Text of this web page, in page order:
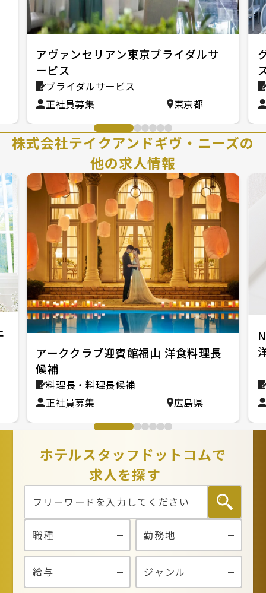
アヴァンセリアン東京ブライダルサ
ービス
ブライダルサービス
正社員募集
東京都
株式会社テイクアンドギヴ・ニーズの
他の求人情報
アーククラブ迎賓館福山 洋食料理長
候補
料理長・料理長候補
正社員募集
広島県
ホテルスタッフドットコムで
求人を探す